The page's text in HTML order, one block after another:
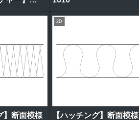
】断面模様
2D
【ハッチング】断面模様